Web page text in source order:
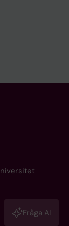
Fråga AI